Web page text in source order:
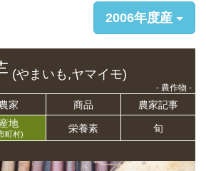
2006年度産
(やまいも,ヤマイモ)
- 農作物 -
農家 商品
農家記事
産地
町村) 栄養素 旬